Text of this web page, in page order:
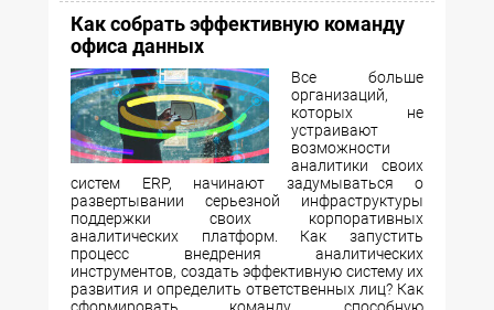
Как собрать эффективную команду
офиса данных
Все больше
организаций,
которых не
устраивают
возможности
аналитики своих
систем ERP, начинают задумываться о
развертывании серьезной инфраструктуры
поддержки своих корпоративных
аналитических платформ. Как запустить
процесс внедрения аналитических
инструментов, создать эффективную систему их
развития и определить ответственных лиц? Как